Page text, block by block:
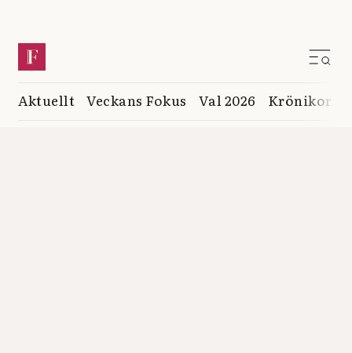
Aktuellt Veckans Fokus Val 2026 Krönikor